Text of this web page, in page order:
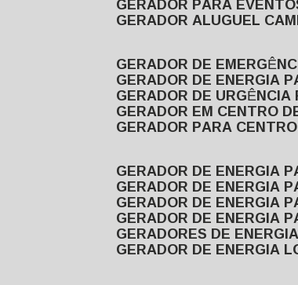
GERADOR ALUGUEL
GERADOR DE
GERADOR DE ENERGIA
GERADOR DE
GERADOR EM CENTRO
GERADOR PARA
GERADOR DE ENERGIA
GERADOR DE ENERGIA
GERADOR DE ENERGIA
GERADOR DE ENERGIA
GERADORES DE
GERADOR DE ENERGIA